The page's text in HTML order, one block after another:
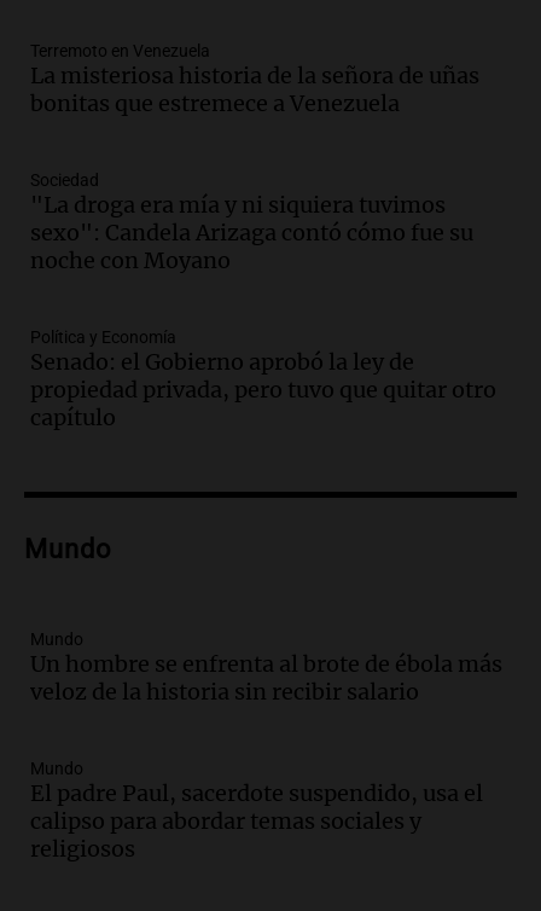
Episodios
Audio.Trump acusa a México de
perjudicar la economía estadounidense
Panorama Federal
Episodios
Audio.México y Perú reanudan
relaciones diplomáticas tras nueve
Episodios
Audio.Kicillof critica represión en
marcha y otras noticias nacionales de
este miércoles
Episodios
perjudicar a Estados Unidos en medio de
Episodios
Audio.Oncativo presenta su 52ª Fiesta
Nacional del Salame con la novedad de la
Episodios
Audio.El reclamo del sector industrial
tras las críticas de Caputo: "Somos seres
humanos que trabajamos"
Terremoto en Venezuela
La misteriosa historia de la señora de uñas
bonitas que estremece a Venezuela
Sociedad
"La droga era mía y ni siquiera tuvimos
sexo": Candela Arizaga contó cómo fue su
noche con Moyano
Política y Economía
Senado: el Gobierno aprobó la ley de
propiedad privada, pero tuvo que quitar otro
capítulo
Mundo
Mundo
Un hombre se enfrenta al brote de ébola más
veloz de la historia sin recibir salario
Mundo
El padre Paul, sacerdote suspendido, usa el
calipso para abordar temas sociales y
religiosos